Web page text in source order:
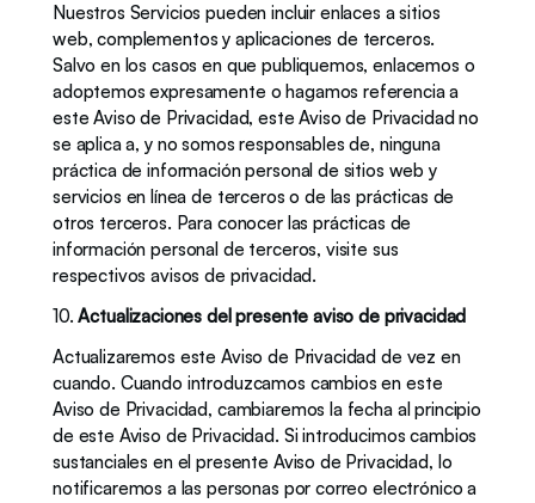
Nuestros Servicios pueden incluir enlaces a sitios
web, complementos y aplicaciones de terceros.
Salvo en los casos en que publiquemos, enlacemos o
adoptemos expresamente o hagamos referencia a
este Aviso de Privacidad, este Aviso de Privacidad no
se aplica a, y no somos responsables de, ninguna
práctica de información personal de sitios web y
servicios en línea de terceros o de las prácticas de
otros terceros. Para conocer las prácticas de
información personal de terceros, visite sus
respectivos avisos de privacidad.
10. Actualizaciones del presente aviso de privacidad
Actualizaremos este Aviso de Privacidad de vez en
cuando. Cuando introduzcamos cambios en este
Aviso de Privacidad, cambiaremos la fecha al principio
de este Aviso de Privacidad. Si introducimos cambios
sustanciales en el presente Aviso de Privacidad, lo
notificaremos a las personas por correo electrónico a